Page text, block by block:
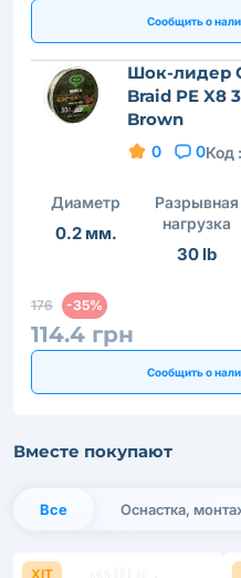
Сообщить о
Шок-лидер
Braid PE X8
Brown
0 0Код :
Диаметр
0.2 мм.
Разрывная
нагрузка
30 lb
176 -35%
114.4 грн
Сообщить о
Вместе покупают
Все Оснастка,
ХІТ